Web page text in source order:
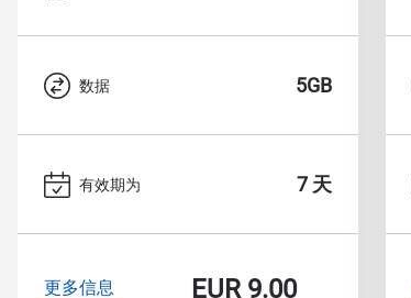
数据 5GB
有效期为 7 天
更多信息 EUR9.00